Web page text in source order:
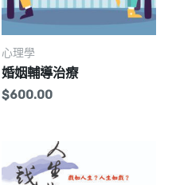
心理學
婚姻輔導治療
$600.00